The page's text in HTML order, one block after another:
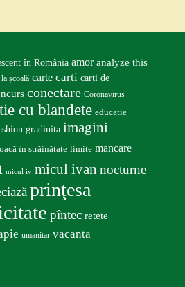
în România amor analyze this
la școală carte carti carti de
conectare Coronavirus
cu blandete educatie
gradinita imagini
în străinătate limite mancare
micul iv micul ivan nocturne
prinţesa
pîntec retete
umanitar vacanta